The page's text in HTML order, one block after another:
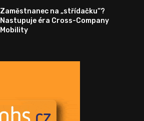
Zaměstnanec na „střídačku“?
Nastupuje éra Cross-Company
Mobility